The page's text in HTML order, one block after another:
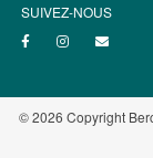
SUIVEZ-NOUS
© 2026 Copyright